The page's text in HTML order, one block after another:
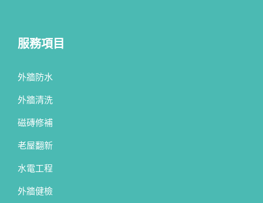
服務項目
外牆防水
外牆清洗
磁磚修補
老屋翻新
水電工程
外牆健檢